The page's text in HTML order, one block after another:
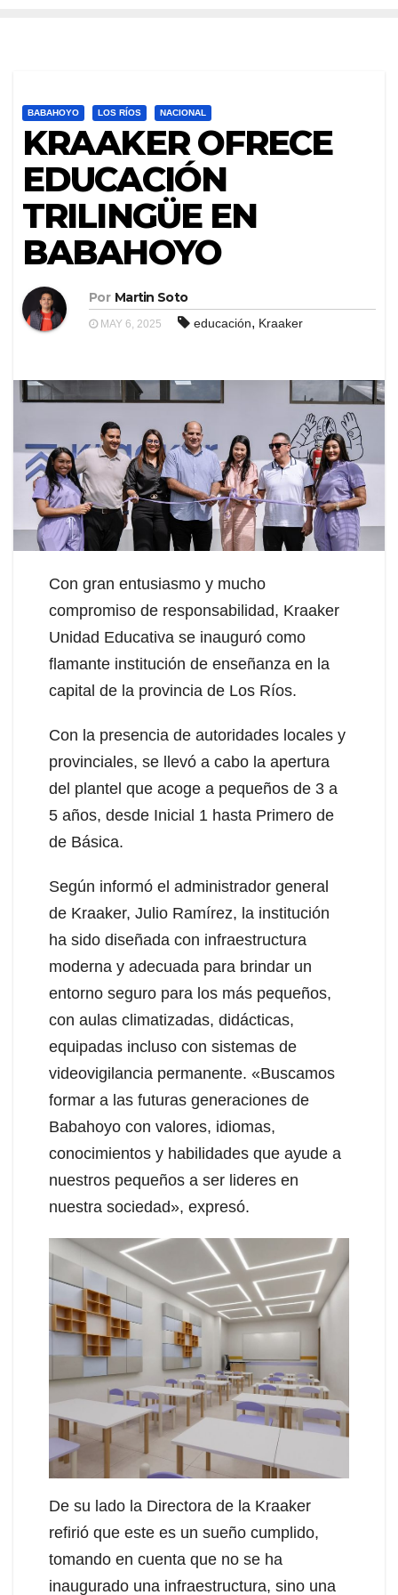
BABAHOYO LOS RÍOS NACIONAL
KRAAKER OFRECE
EDUCACIÓN
TRILINGÜE EN
BABAHOYO
Por Martin Soto
MAY 6, 2025 educación, Kraaker
Con gran entusiasmo y mucho
compromiso de responsabilidad, Kraaker
Unidad Educativa se inauguró como
flamante institución de enseñanza en la
capital de la provincia de Los Ríos.
Con la presencia de autoridades locales y
provinciales, se llevó a cabo la apertura
del plantel que acoge a pequeños de 3 a
5 años, desde Inicial 1 hasta Primero de
de Básica.
Según informó el administrador general
de Kraaker, Julio Ramírez, la institución
ha sido diseñada con infraestructura
moderna y adecuada para brindar un
entorno seguro para los más pequeños,
con aulas climatizadas, didácticas,
equipadas incluso con sistemas de
videovigilancia permanente. «Buscamos
formar a las futuras generaciones de
Babahoyo con valores, idiomas,
conocimientos y habilidades que ayude a
nuestros pequeños a ser lideres en
nuestra sociedad», expresó.
De su lado la Directora de la Kraaker
refirió que este es un sueño cumplido,
tomando en cuenta que no se ha
inaugurado una infraestructura, sino una